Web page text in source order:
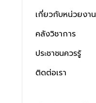
เกี่ยวกับหน่วยงาน
คลังวิชาการ
ประชาชนควรรู้
ติดต่อเรา